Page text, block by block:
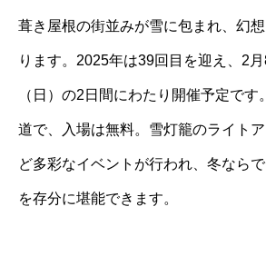
葺き屋根の街並みが雪に包まれ、幻
ります。2025年は39回目を迎え、2
（日）の2日間にわたり開催予定で
道で、入場は無料。雪灯籠のライト
ど多彩なイベントが行われ、冬なら
を存分に堪能できます。